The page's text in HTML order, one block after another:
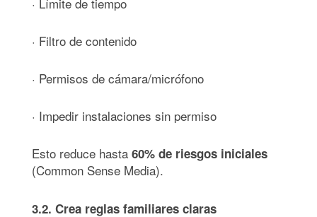
· Filtro de contenido
· Permisos de cámara/micrófono
· Impedir instalaciones sin permiso
Esto reduce hasta 60% de riesgos iniciales
(Common Sense Media).
3.2. Crea reglas familiares claras